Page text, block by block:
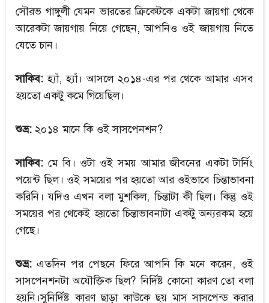
সৌরভ গাঙ্গুলী যেমন ভারতের ক্রিকেটকে একটা জায়গা থেকে
আরেকটা জায়গায় নিয়ে গেছেন, আপনিও ওই জায়গায় নিতে
যেতে চান।
সাকিব: হ্যাঁ, হ্যাঁ। আসলে ২০১৪-এর পর থেকে আমার এসব
হয়তো একটু কমে গিয়েছিল।
শুভ্র: ২০১৪ মানে কি ওই সাসপেনশন?
সাকিব: মে বি। ওটা ওই সময় আমার জীবনের একটা টার্নিং
পয়েন্ট ছিল। ওই সময়ের পর হয়তো আর ওইভাবে চিন্তাভাবনা
করিনি। যদিও এখন বলা মুশকিল, চিন্তাটা কী ছিল। কিন্তু ওই
সময়ের পর থেকেই হয়তো চিন্তাভাবনাটা একটু অন্যরকম হয়ে
গেছে।
শুভ্র:এতদিন পর পেছনে ফিরে আপনি কি মনে করেন, ওই
সাসপেনশনটা অযৌক্তিক ছিল? নির্দিষ্ট কোনো কারণ তো বলা
হয়নি।সুনির্দিষ্ট কারণ ছাড়া কাউকে ছয় মাস সাসপেন্ড করার